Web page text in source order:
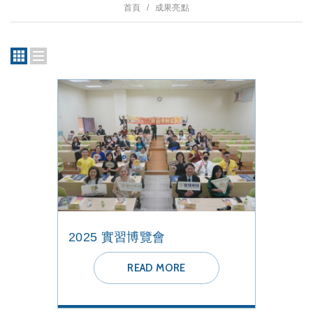
首頁 成果亮點
2025 實習博覽會
READ MORE